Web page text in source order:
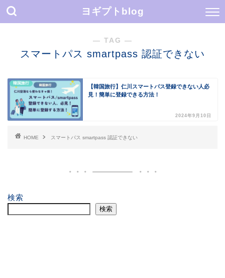
ヨギプトblog
― TAG ―
スマートパス smartpass 認証できない
韓国旅行
【韓国旅行】仁川スマートパス登録できない人必
見！簡単に登録できる方法！
2024年9月10日
HOME スマートパス smartpass 認証できない
検索
検索